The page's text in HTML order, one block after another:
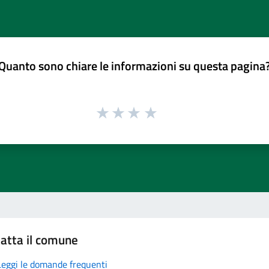
sono chiare le informazioni su questa
il comune
le domande frequenti